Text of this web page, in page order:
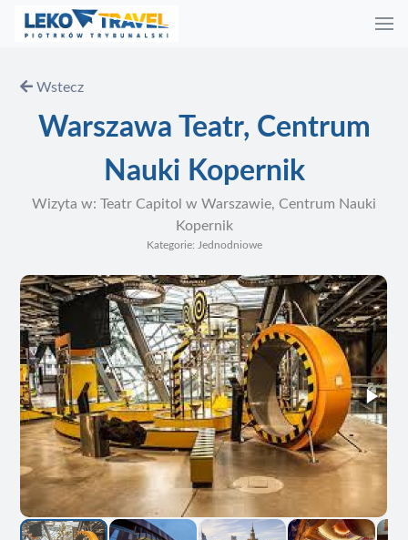
Wstecz
Warszawa Teatr, Centrum
Nauki Kopernik
Wizyta w: Teatr Capitol w Warszawie, Centrum Nauki
Kopernik
Kategorie: Jednodniowe